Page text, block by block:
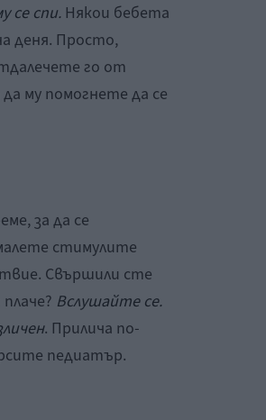
се спи. Някои бебета
деня. Просто,
го от
му помогнете да се
за да се
стимулите
Свършили сте
Вслушайте се.
. Прилича по-
педиатър.